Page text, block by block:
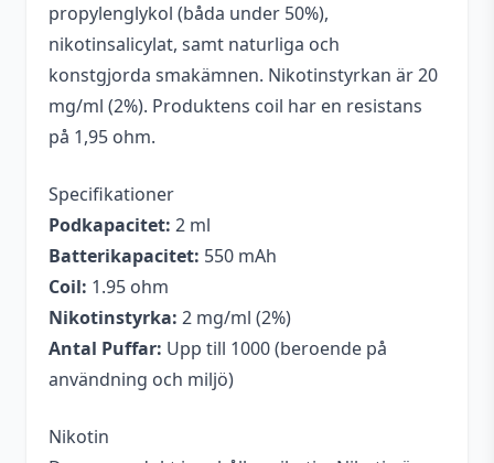
propylenglykol (båda under 50%),
nikotinsalicylat, samt naturliga och
konstgjorda smakämnen. Nikotinstyrkan är 20
mg/ml (2%). Produktens coil har en resistans
på 1,95 ohm.
Specifikationer
Podkapacitet: 2 ml
Batterikapacitet: 550 mAh
Coil: 1.95 ohm
Nikotinstyrka: 2 mg/ml (2%)
Antal Puffar: Upp till 1000 (beroende på
användning och miljö)
Nikotin